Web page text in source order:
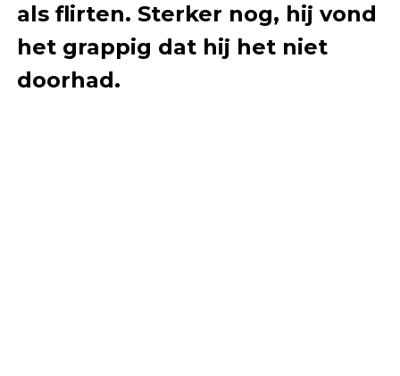
als flirten. Sterker nog, hij vond
het grappig dat hij het niet
doorhad.